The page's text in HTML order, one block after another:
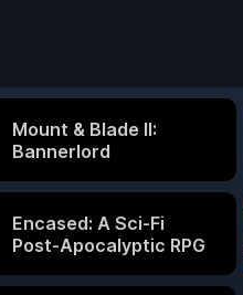
Mount & Blade II:
Bannerlord
Encased: A Sci-Fi
Post-Apocalyptic RPG